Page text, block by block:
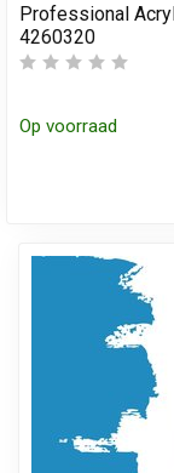
Professional
4260320
Op voorraad